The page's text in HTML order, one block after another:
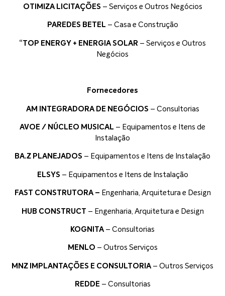
OTIMIZA LICITAÇÕES – Serviços e Outros Negócios
PAREDES BETEL – Casa e Construção
“TOP ENERGY + ENERGIA SOLAR – Serviços e Outros
Negócios
Fornecedores
AM INTEGRADORA DE NEGÓCIOS – Consultorias
AVOE / NÚCLEO MUSICAL – Equipamentos e Itens de
Instalação
BA.Z PLANEJADOS – Equipamentos e Itens de Instalação
ELSYS – Equipamentos e Itens de Instalação
FAST CONSTRUTORA – Engenharia, Arquitetura e Design
HUB CONSTRUCT – Engenharia, Arquitetura e Design
KOGNITA – Consultorias
MENLO – Outros Serviços
MNZ IMPLANTAÇÕES E CONSULTORIA – Outros Serviços
REDDE – Consultorias